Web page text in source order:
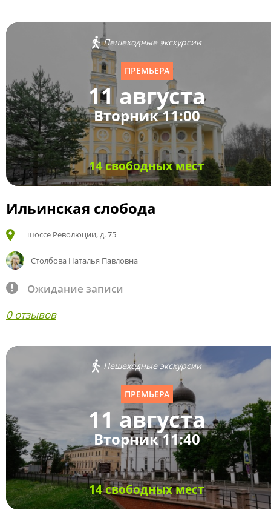
Пешеходные экскурсии
ПРЕМЬЕРА
11 августа
Вторник 11:00
14 свободных мест
Ильинская слобода
шоссе Революции, д. 75
Столбова Наталья Павловна
Ожидание записи
0 отзывов
Пешеходные экскурсии
ПРЕМЬЕРА
11 августа
Вторник 11:40
14 свободных мест